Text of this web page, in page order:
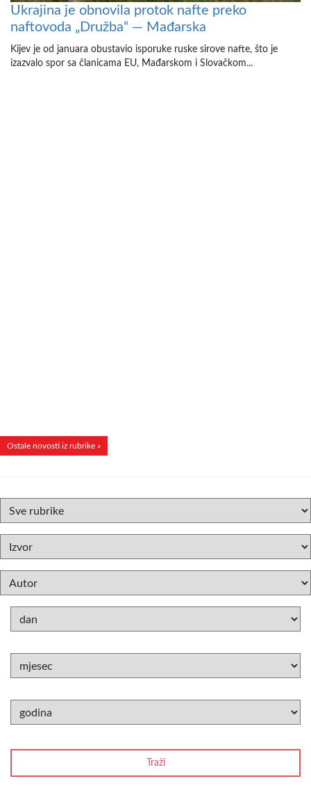
Ukrajina je obnovila protok nafte preko
naftovoda „Družba“ — Mađarska
Kijev je od januara obustavio isporuke ruske sirove nafte, što je
izazvalo spor sa članicama EU, Mađarskom i Slovačkom...
Ostale novosti iz rubrike »